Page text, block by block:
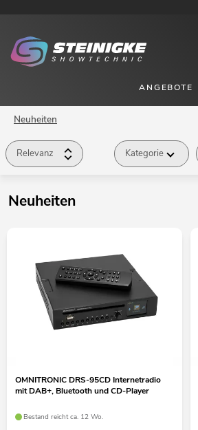
ANGEBOTE
Neuheiten
Relevanz Kategorie
Neuheiten
OMNITRONIC DRS-95CD Internetradio
mit DAB+, Bluetooth und CD-Player
Bestand reicht ca. 12 Wo.